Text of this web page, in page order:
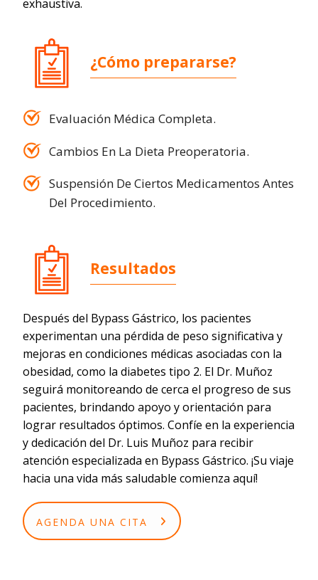
exhaustiva.
¿Cómo prepararse?
Evaluación Médica Completa.
Cambios En La Dieta Preoperatoria.
Suspensión De Ciertos Medicamentos Antes
Del Procedimiento.
Resultados
Después del Bypass Gástrico, los pacientes
experimentan una pérdida de peso significativa y
mejoras en condiciones médicas asociadas con la
obesidad, como la diabetes tipo 2. El Dr. Muñoz
seguirá monitoreando de cerca el progreso de sus
pacientes, brindando apoyo y orientación para
lograr resultados óptimos. Confíe en la experiencia
y dedicación del Dr. Luis Muñoz para recibir
atención especializada en Bypass Gástrico. ¡Su viaje
hacia una vida más saludable comienza aquí!
AGENDA UNA CITA